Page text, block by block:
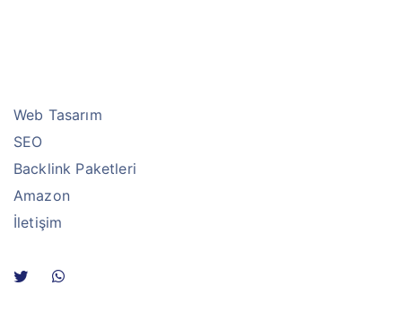
Web Tasarım
SEO
Backlink Paketleri
Amazon
İletişim